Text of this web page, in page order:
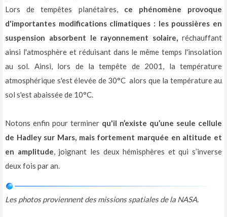
Lors de tempêtes planétaires, ce phénomène provoque
d'importantes modifications climatiques : les poussières en
suspension absorbent le rayonnement solaire, réchauffant
ainsi l'atmosphère et réduisant dans le même temps l'insolation
au sol. Ainsi, lors de la tempête de 2001, la température
atmosphérique s'est élevée de 30°C alors que la température au
sol s'est abaissée de 10°C.
Notons enfin pour terminer qu'il n’existe qu’une seule cellule
de Hadley sur Mars, mais fortement marquée en altitude et
en amplitude, joignant les deux hémisphères et qui s’inverse
deux fois par an.
Les photos proviennent des missions spatiales de la NASA.